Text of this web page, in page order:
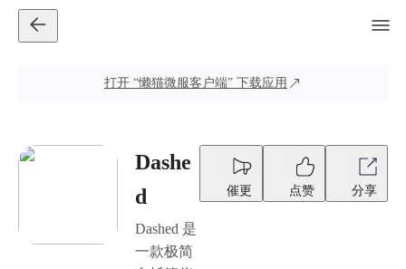
打开 “懒猫微服客户端” 下载应用
Dashe
d
Dashed 是
一款极简
催更 点赞 分享